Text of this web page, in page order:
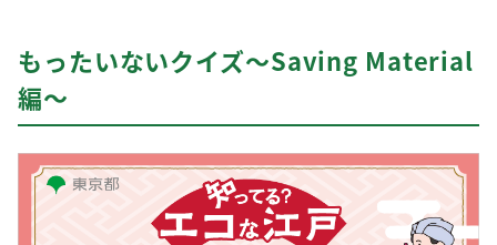
もったいないクイズ～Saving Material
編～